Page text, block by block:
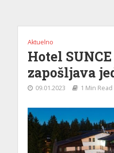
Aktuelno
Hotel
zapošljava
09.01.2023 1 Min Read